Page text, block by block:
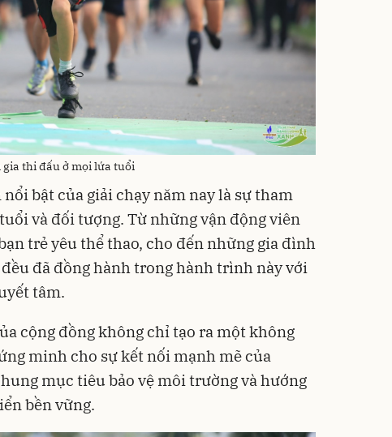
gia thi đấu ở mọi lứa tuổi
bật của giải chạy năm nay là sự tham
và đối tượng. Từ những vận động viên
trẻ yêu thể thao, cho đến những gia đình
đã đồng hành trong hành trình này với
tâm.
cộng đồng không chỉ tạo ra một không
minh cho sự kết nối mạnh mẽ của
mục tiêu bảo vệ môi trường và hướng
bền vững.